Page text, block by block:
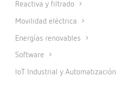
Reactiva y filtrado
Movilidad eléctrica
Energías renovables
Software
IoT Industrial y Automatización